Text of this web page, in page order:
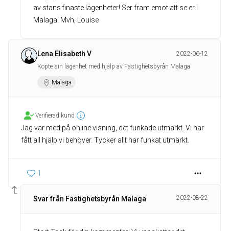
av stans finaste lägenheter! Ser fram emot att se er i
Malaga. Mvh, Louise
Lena Elisabeth V
2022-06-12
Köpte sin lägenhet med hjälp av Fastighetsbyrån Malaga
Malaga
Verifierad kund
Jag var med på online visning, det funkade utmärkt. Vi har
fått all hjälp vi behöver. Tycker allt har funkat utmärkt.
1
Svar från Fastighetsbyrån Malaga 2022-08-22